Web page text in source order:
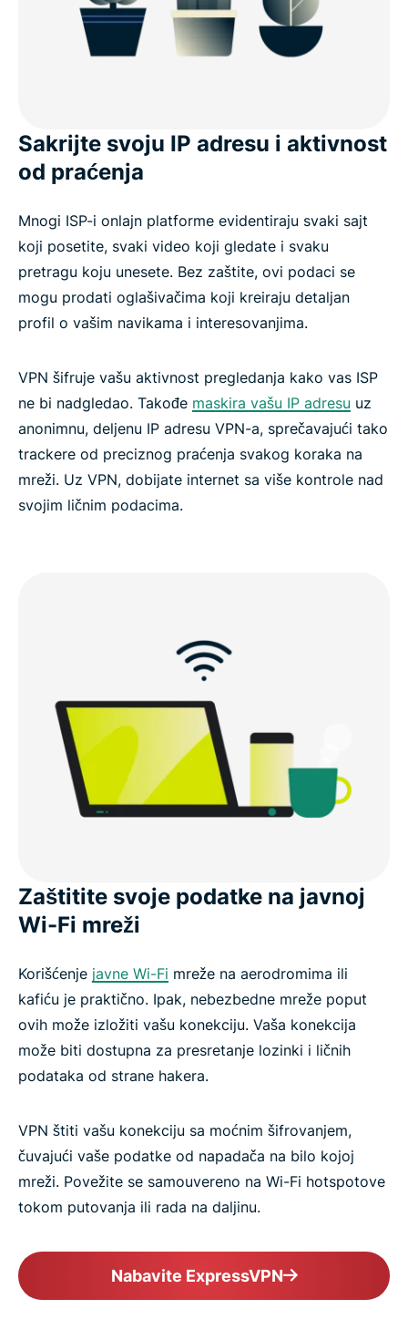
Sakrijte svoju IP adresu i aktivnost
od praćenja
Mnogi ISP-i onlajn platforme evidentiraju svaki sajt
koji posetite, svaki video koji gledate i svaku
pretragu koju unesete. Bez zaštite, ovi podaci se
mogu prodati oglašivačima koji kreiraju detaljan
profil o vašim navikama i interesovanjima.
VPN šifruje vašu aktivnost pregledanja kako vas ISP
ne bi nadgledao. Takođe maskira vašu IP adresu uz
anonimnu, deljenu IP adresu VPN-a, sprečavajući tako
trackere od preciznog praćenja svakog koraka na
mreži. Uz VPN, dobijate internet sa više kontrole nad
svojim ličnim podacima.
Zaštitite svoje podatke na javnoj
Wi-Fi mreži
Korišćenje javne Wi-Fi mreže na aerodromima ili
kafiću je praktično. Ipak, nebezbedne mreže poput
ovih može izložiti vašu konekciju. Vaša konekcija
može biti dostupna za presretanje lozinki i ličnih
podataka od strane hakera.
VPN štiti vašu konekciju sa moćnim šifrovanjem,
čuvajući vaše podatke od napadača na bilo kojoj
mreži. Povežite se samouvereno na Wi-Fi hotspotove
tokom putovanja ili rada na daljinu.
Nabavite ExpressVPN